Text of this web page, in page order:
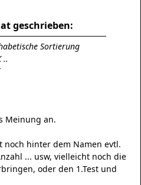
geschrieben:
Sortierung
..
Meinung an.
noch hinter dem Namen evtl.
... usw, vielleicht noch die
oder den 1.Test und